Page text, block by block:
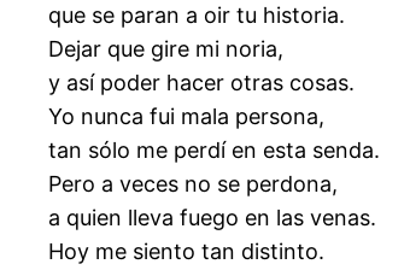
que se paran a oir tu historia.
Dejar que gire mi noria,
y así poder hacer otras cosas.
Yo nunca fui mala persona,
tan sólo me perdí en esta senda.
Pero a veces no se perdona,
a quien lleva fuego en las venas.
Hoy me siento tan distinto.